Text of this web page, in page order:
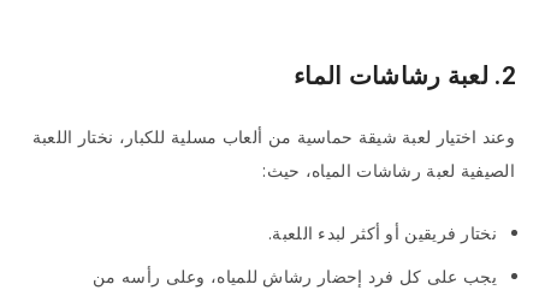
2. لعبة رشاشات الماء
وعند اختيار لعبة شيقة حماسية من ألعاب مسلية للكبار، نختار اللعبة
الصيفية لعبة رشاشات المياه، حيث:
نختار فريقين أو أكثر لبدء اللعبة.
يجب على كل فرد إحضار رشاش للمياه، وعلى رأسه من